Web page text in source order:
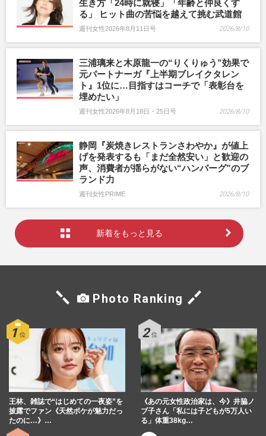
生き方「24時に就寝」「年齢と仲良くす
る」 ヒット曲の苦悩を越えて挑む武道館
週刊女性2026年8月11日号 2026/8/10
三浦璃来と木原龍一の“りくりゅう”効果で
元パートナーガ『上半期ブレイクタレン
ト』1位に…目指すはコーチで「表彰台を
埋めたい」
週刊女性2026年8月18日・25日号 2026/8/10
静岡『炭焼きレストランさわやか』が値上
げを発表するも「まだ全然安い」と歓迎の
声、消費者が揺らがない“ハンバーグ”のブ
ランド力
週刊女性PRIME 2026/8/10
新着をもっと見る
Photo Ranking
王林、雑誌で“はじめての一夜姿”を
披露でファン《天然ボケが魅力だっ
たのに…》…
《あの元女性政治家は、今》井脇ノ
ブ子さん「私には子どもが5万人い
る」体重38kg…